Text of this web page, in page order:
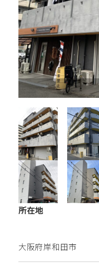
所在地
大阪府岸和田市